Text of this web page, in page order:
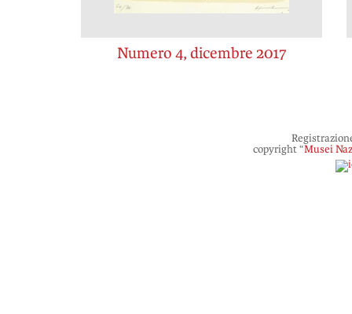
Numero 4, dicembre 2017
copyright “Musei